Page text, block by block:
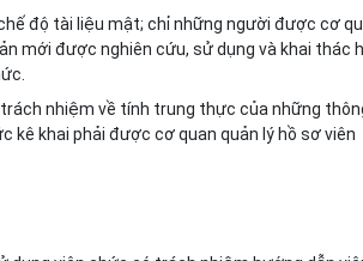
độ tài liệu mật; chỉ những người được cơ
mới được nghiên cứu, sử dụng và khai thác
nhiệm về tính trung thực của những
kê khai phải được cơ quan quản lý hồ sơ viên